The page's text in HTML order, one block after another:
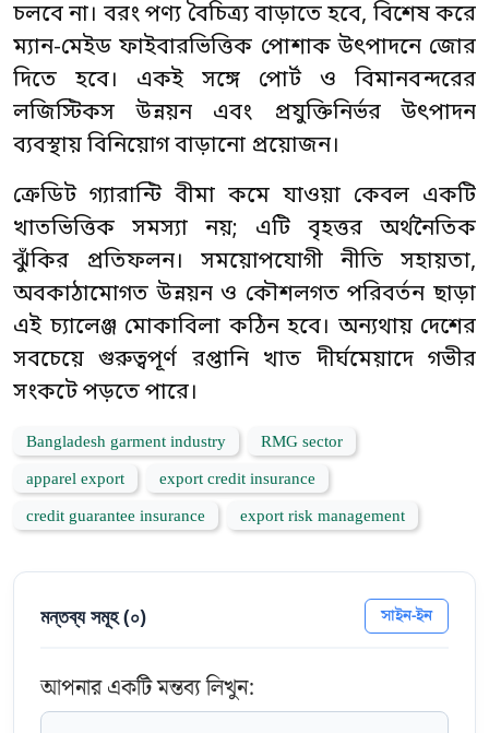
চলবে না। বরং পণ্য বৈচিত্র্য বাড়াতে হবে, বিশেষ করে
ম্যান-মেইড ফাইবারভিত্তিক পোশাক উৎপাদনে জোর
দিতে হবে। একই সঙ্গে পোর্ট ও বিমানবন্দরের
লজিস্টিকস উন্নয়ন এবং প্রযুক্তিনির্ভর উৎপাদন
ব্যবস্থায় বিনিয়োগ বাড়ানো প্রয়োজন।
ক্রেডিট গ্যারান্টি বীমা কমে যাওয়া কেবল একটি
খাতভিত্তিক সমস্যা নয়; এটি বৃহত্তর অর্থনৈতিক
ঝুঁকির প্রতিফলন। সময়োপযোগী নীতি সহায়তা,
অবকাঠামোগত উন্নয়ন ও কৌশলগত পরিবর্তন ছাড়া
এই চ্যালেঞ্জ মোকাবিলা কঠিন হবে। অন্যথায় দেশের
সবচেয়ে গুরুত্বপূর্ণ রপ্তানি খাত দীর্ঘমেয়াদে গভীর
সংকটে পড়তে পারে।
Bangladesh garment industry
RMG sector
apparel export
export credit insurance
credit guarantee insurance
export risk management
মন্তব্য সমূহ (০) সাইন-ইন
আপনার একটি মন্তব্য লিখুন: